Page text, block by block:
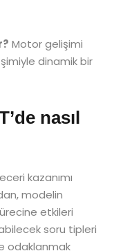
Motor gelişimi
dinamik bir
nasıl
kazanımı
modelin
etkileri
soru tipleri
odaklanmak